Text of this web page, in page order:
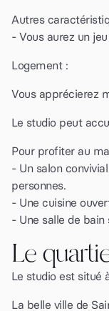
Autres
- Vous aurez un
Logement :
Vous apprécierez
Le studio peut
Pour profiter au
- Un salon
personnes.
- Une cuisine
- Une salle de
Le
Le studio est situé
La belle ville de